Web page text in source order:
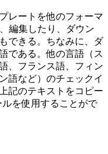
レートを他のフォーマ
編集したり、ダウン
できる。ちなみに、ダ
である。他の言語（ス
、フランス語、フィン
語など）のチェックイ
記のテキストをコピー
を使用することがで